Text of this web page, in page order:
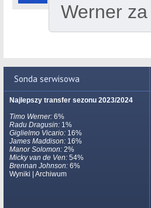
Werner
Sonda serwisowa
Najlepszy transfer sezonu 2023/2024
Timo Werner: 6%
Radu Dragusin: 1%
Giglielmo Vicario: 16%
James Maddison: 16%
Manor Solomon: 2%
Micky van de Ven: 54%
Brennan Johnson: 6%
Wyniki
Archiwum